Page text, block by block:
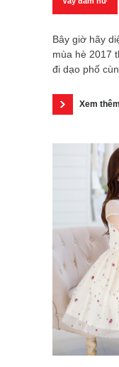
Bây giờ hãy
mùa hè 2017
đi dạo phố
Xem thêm